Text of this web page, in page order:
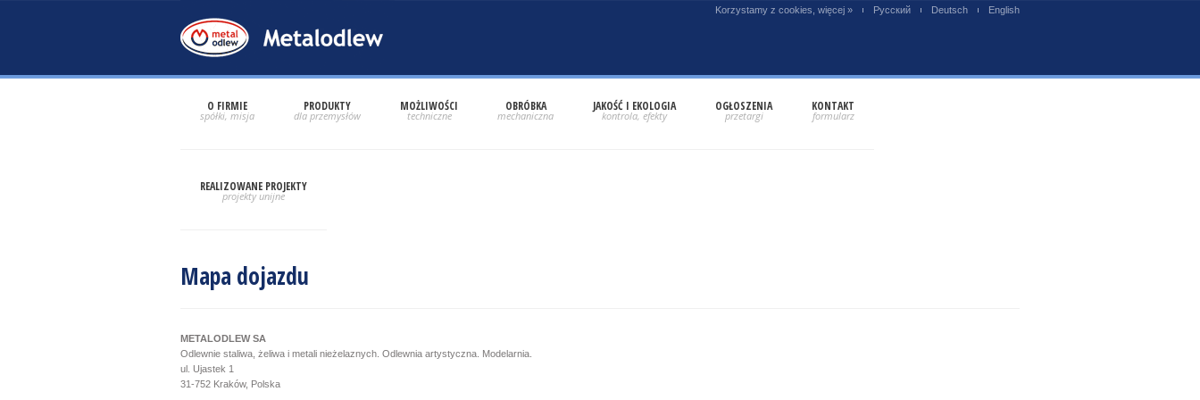
Korzystamy z cookies, więcej » Русский Deutsch English
O FIRMIE PRODUKTY MOŻLIWOŚCI OBRÓBKA JAKOŚĆ I EKOLOGIA OGŁOSZENIA KONTAKT
REALIZOWANE PROJEKTY
Mapa dojazdu
METALODLEW SA
Odlewnie staliwa, żeliwa i metali nieżelaznych. Odlewnia artystyczna. Modelarnia.
ul. Ujastek 1
31-752 Kraków, Polska